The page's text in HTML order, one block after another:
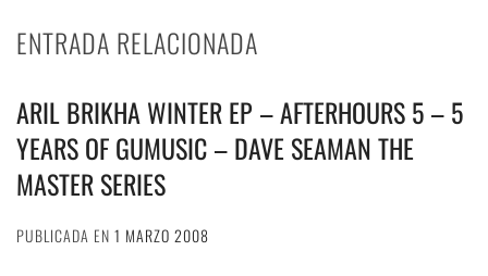
ENTRADA RELACIONADA
ARIL BRIKHA WINTER EP – AFTERHOURS 5 – 5
YEARS OF GUMUSIC – DAVE SEAMAN THE
MASTER SERIES
PUBLICADA EN 1 MARZO 2008